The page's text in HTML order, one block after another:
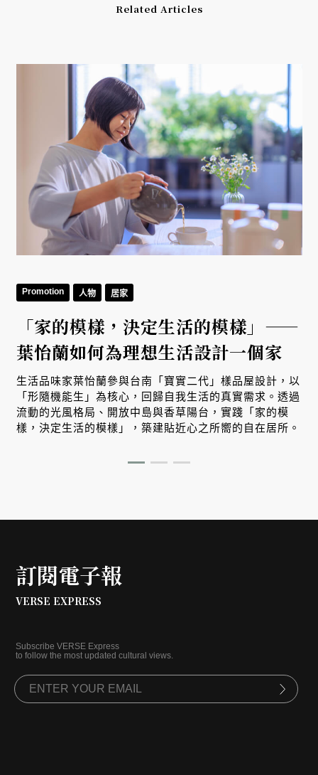
Related Articles
Promotion 人物 居家
「家的模樣，決定生活的模樣」——
葉怡蘭如何為理想生活設計一個家
生活品味家葉怡蘭參與台南「寶實二代」樣品屋設計，以
「形隨機能生」為核心，回歸自我生活的真實需求。透過
流動的光風格局、開放中島與香草陽台，實踐「家的模
樣，決定生活的模樣」，築建貼近心之所嚮的自在居所。
訂閱電子報
VERSE EXPRESS
Subscribe VERSE Express
to follow the most updated cultural views.